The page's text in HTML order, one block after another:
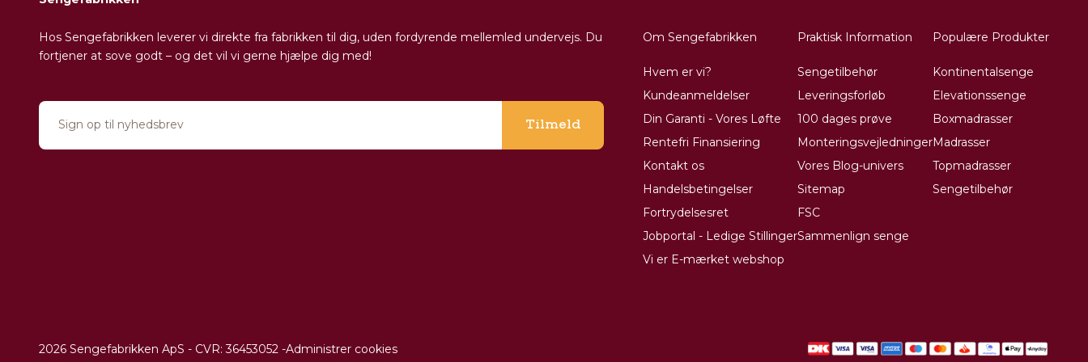
Hos Sengefabrikken leverer vi direkte fra fabrikken til dig, uden fordyrende mellemled undervejs. Du
fortjener at sove godt – og det vil vi gerne hjælpe dig med!
Tilmeld
Om Sengefabrikken
Hvem er vi?
Kundeanmeldelser
Din Garanti - Vores Løfte
Rentefri Finansiering
Kontakt os
Handelsbetingelser
Fortrydelsesret
Jobportal - Ledige Stillinger
Vi er E-mærket webshop
Praktisk Information
Sengetilbehør
Leveringsforløb
100 dages prøve
Monteringsvejledninger
Vores Blog-univers
Sitemap
FSC
Sammenlign senge
Populære Produkter
Kontinentalsenge
Elevationssenge
Boxmadrasser
Madrasser
Topmadrasser
Sengetilbehør
2026 Sengefabrikken ApS - CVR: 36453052 -Administrer cookies